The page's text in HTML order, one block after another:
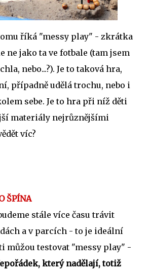
říká "messy play" - zkrátka
ne jako ta ve fotbale (tam jsem
nebo...?). Je to taková hra,
případně udělá trochu, nebo i
sebe. Je to hra při níž děti
materiály nejrůznějšími
víc?
ŠPÍNA
stále více času trávit
a v parcích - to je ideální
můžou testovat "messy play" -
který nadělají, totiž